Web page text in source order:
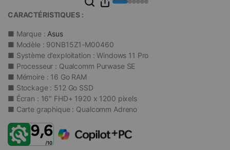
CARACTÉRISTIQUES :
■ Marque : Asus
■ Modèle : 90NB15Z1-M00460
■ Système d’exploitation : Windows 11 Pro
■ Processeur : Qualcomm Purwase SE
■ Mémoire : 16 Go RAM
■ Stockage : 512 Go SSD
■ Écran : 16″ FHD+ 1920 x 1200 pixels
■ Carte graphique : Qualcomm Adreno